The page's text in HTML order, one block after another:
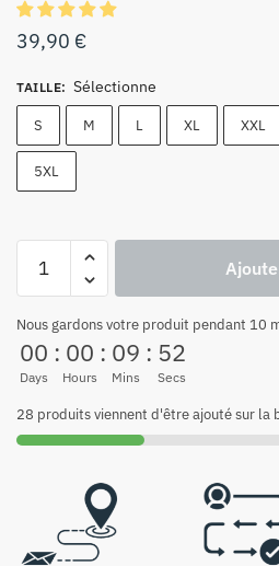
39,90 €
TAILLE: Sélectionne
S M L XL XXL
5XL
Nous gardons votre produit pendant 10
00
Days
: 00
Hours
: 09
Mins
: 51
Secs
28 produits viennent d'être ajouté sur la